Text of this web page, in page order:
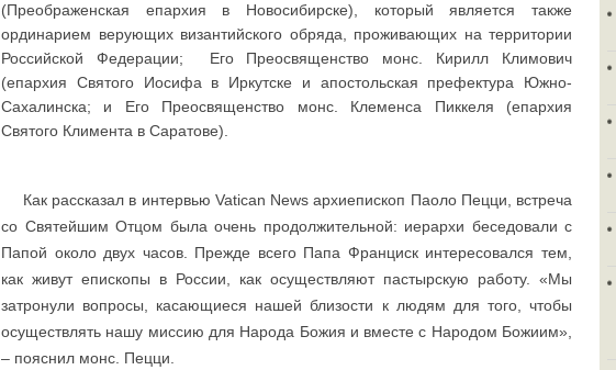
(Преображенская епархия в Новосибирске), который является также
ординарием верующих византийского обряда, проживающих на территории
Российской Федерации; Его Преосвященство монс. Кирилл Климович
(епархия Святого Иосифа в Иркутске и апостольская префектура Южно-
Сахалинска; и Его Преосвященство монс. Клеменса Пиккеля (епархия
Святого Климента в Саратове).
Как рассказал в интервью Vatican News архиепископ Паоло Пецци, встреча
со Святейшим Отцом была очень продолжительной: иерархи беседовали с
Папой около двух часов. Прежде всего Папа Франциск интересовался тем,
как живут епископы в России, как осуществляют пастырскую работу. «Мы
затронули вопросы, касающиеся нашей близости к людям для того, чтобы
осуществлять нашу миссию для Народа Божия и вместе с Народом Божиим»,
– пояснил монс. Пецци.